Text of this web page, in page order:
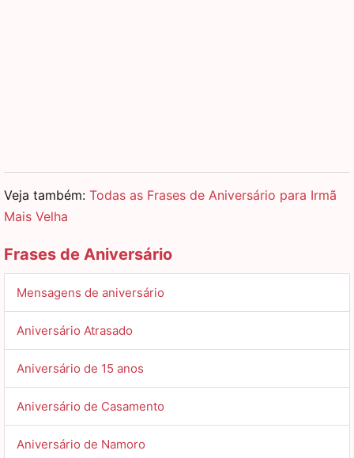
Veja também: Todas as Frases de Aniversário para Irmã
Mais Velha
Frases de Aniversário
Mensagens de aniversário
Aniversário Atrasado
Aniversário de 15 anos
Aniversário de Casamento
Aniversário de Namoro